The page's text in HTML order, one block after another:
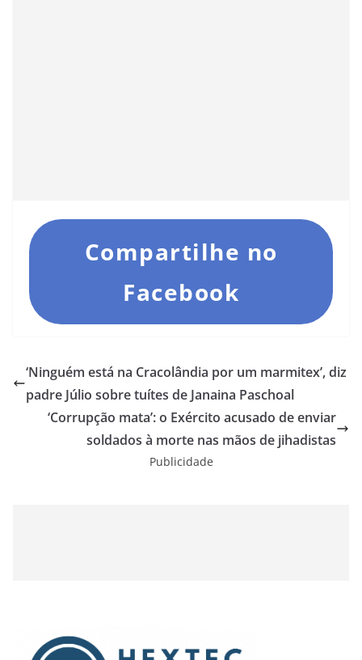
Compartilhe no
Facebook
‘Ninguém está na Cracolândia por um marmitex’, diz
padre Júlio sobre tuítes de Janaina Paschoal
‘Corrupção mata’: o Exército acusado de enviar
soldados à morte nas mãos de jihadistas
Publicidade